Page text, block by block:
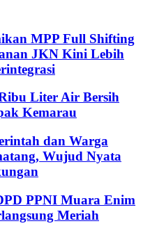
MPP Full Shifting
JKN Kini Lebih
Liter Air Bersih
Kemarau
dan Warga
Wujud Nyata
PPNI Muara Enim
Meriah